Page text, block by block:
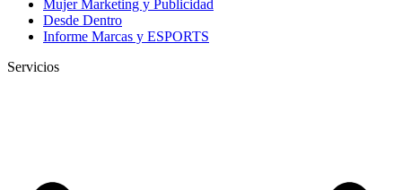
Mujer Marketing y Publicidad
Desde Dentro
Informe Marcas y ESPORTS
Servicios